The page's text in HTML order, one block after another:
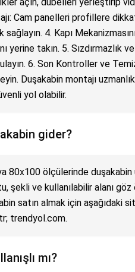
Cam panelleri profillere
4. Kapı
yerine takın. 5. Sızdırmazlık
6. Son Kontroller ve
Duşakabin montajı
yol olabilir.
gider?
80x100 ölçülerinde duşakabin
şekli ve kullanılabilir alanı göz
satın almak için aşağıdaki
trendyol.com.
mı?